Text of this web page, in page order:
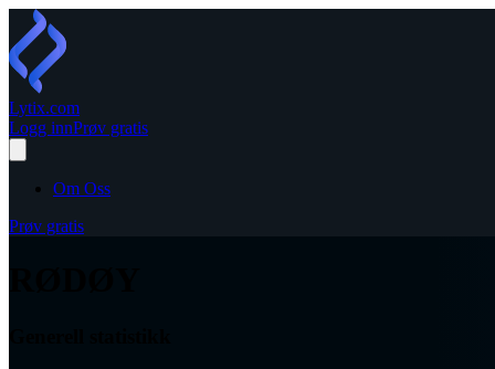
Lytix.com
Logg innPrøv gratis
Om Oss
Prøv gratis